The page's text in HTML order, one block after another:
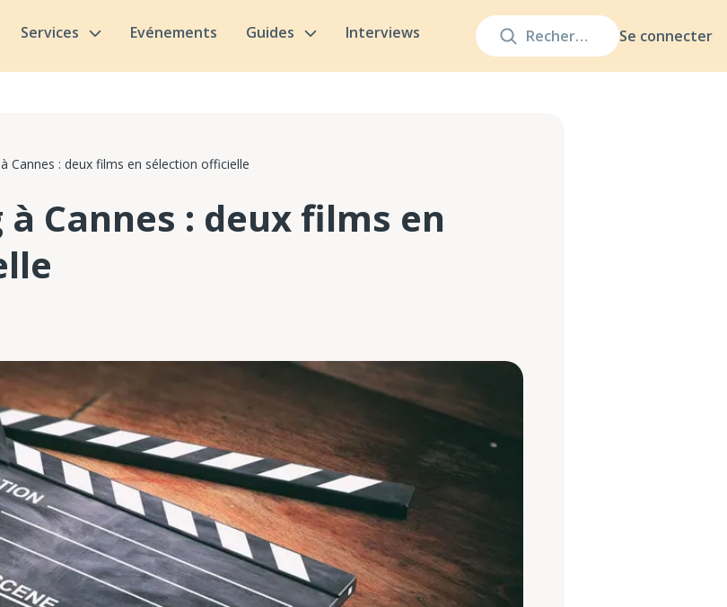
Se connecter
Services Evénements Guides Interviews
Cannes : deux films en sélection officielle
Cannes : deux films en